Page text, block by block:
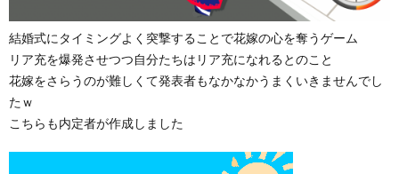
結婚式にタイミングよく突撃することで花嫁の心を奪うゲーム
リア充を爆発させつつ自分たちはリア充になれるとのこと
花嫁をさらうのが難しくて発表者もなかなかうまくいきませんでし
たｗ
こちらも内定者が作成しました